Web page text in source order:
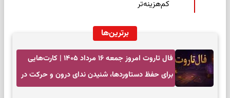
کم‌هزینه‌تر
برترین‌ها
فال تاروت امروز جمعه ۱۶ مرداد ۱۴۰۵ | کارت‌هایی
برای حفظ دستاوردها، شنیدن ندای درون و حرکت در